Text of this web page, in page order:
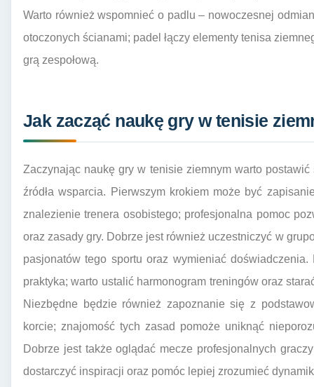
Warto również wspomnieć o padlu – nowoczesnej
otoczonych ścianami; padel łączy elementy tenisa
grą zespołową.
Jak zacząć naukę gry w tenisie
Zaczynając naukę gry w tenisie ziemnym warto
źródła wsparcia. Pierwszym krokiem może być
znalezienie trenera osobistego; profesjonalna pomoc
oraz zasady gry. Dobrze jest również uczestniczyć w
pasjonatów tego sportu oraz wymieniać
praktyka; warto ustalić harmonogram treningów oraz
Niezbędne będzie również zapoznanie się z
korcie; znajomość tych zasad pomoże uniknąć
Dobrze jest także oglądać mecze profesjonalnych
dostarczyć inspiracji oraz pomóc lepiej zrozumieć